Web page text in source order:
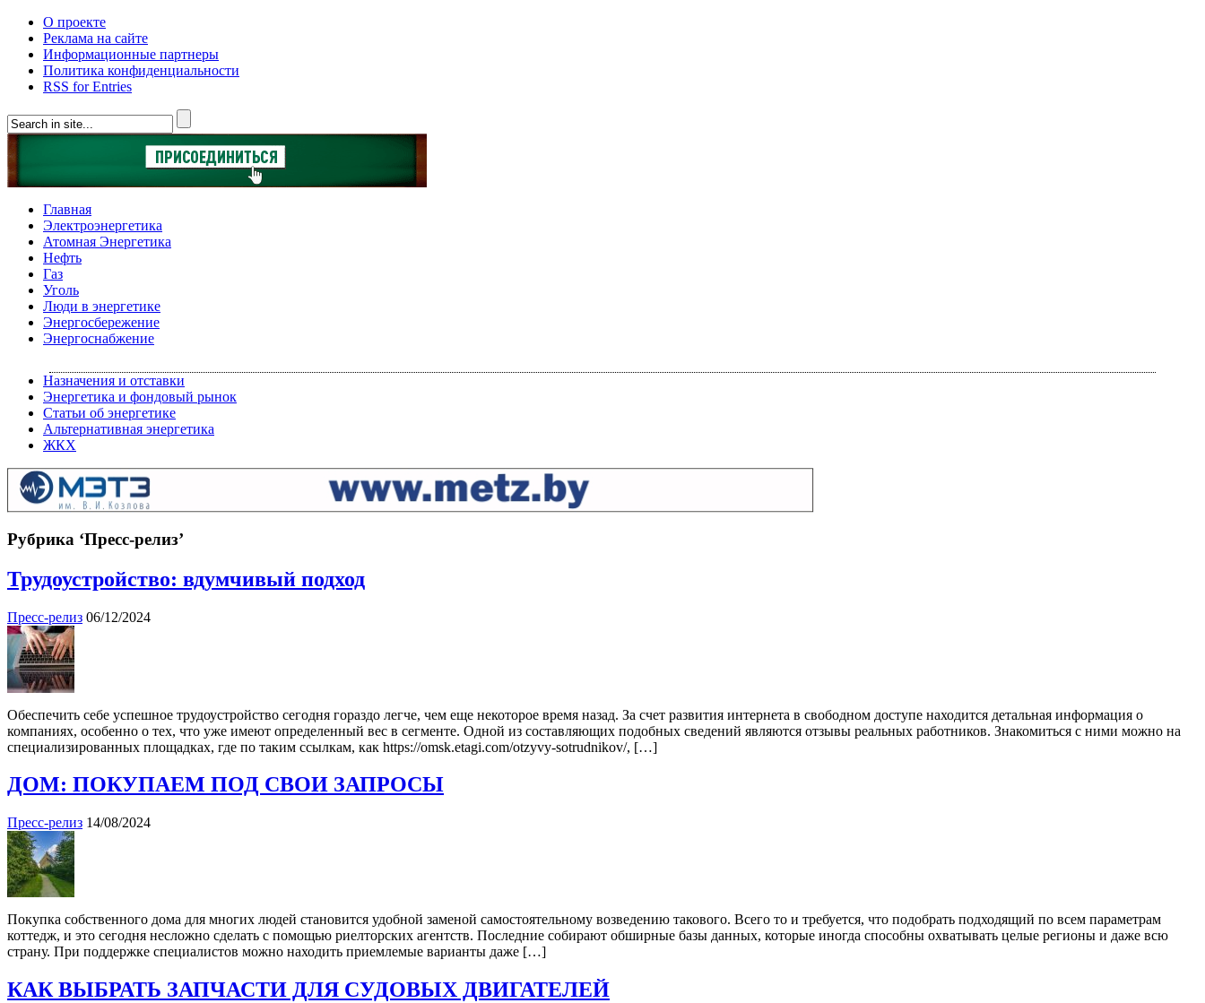
О проекте
Реклама на сайте
Информационные партнеры
Политика конфиденциальности
RSS for Entries
Главная
Электроэнергетика
Атомная Энергетика
Нефть
Газ
Уголь
Люди в энергетике
Энергосбережение
Энергоснабжение
Назначения и отставки
Энергетика и фондовый рынок
Статьи об энергетике
Альтернативная энергетика
ЖКХ
Рубрика ‘Пресс-релиз’
Трудоустройство: вдумчивый подход
Пресс-релиз 06/12/2024
Обеспечить себе успешное трудоустройство сегодня гораздо легче, чем еще некоторое время назад. За счет развития интернета в свободном доступе находится детальная информация о
компаниях, особенно о тех, что уже имеют определенный вес в сегменте. Одной из составляющих подобных сведений являются отзывы реальных работников. Знакомиться с ними можно на
специализированных площадках, где по таким ссылкам, как https://omsk.etagi.com/otzyvy-sotrudnikov/, […]
ДОМ: ПОКУПАЕМ ПОД СВОИ ЗАПРОСЫ
Пресс-релиз 14/08/2024
Покупка собственного дома для многих людей становится удобной заменой самостоятельному возведению такового. Всего то и требуется, что подобрать подходящий по всем параметрам
коттедж, и это сегодня несложно сделать с помощью риелторских агентств. Последние собирают обширные базы данных, которые иногда способны охватывать целые регионы и даже всю
страну. При поддержке специалистов можно находить приемлемые варианты даже […]
КАК ВЫБРАТЬ ЗАПЧАСТИ ДЛЯ СУДОВЫХ ДВИГАТЕЛЕЙ